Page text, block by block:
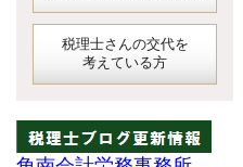
税理士さんの交代を
考えている方